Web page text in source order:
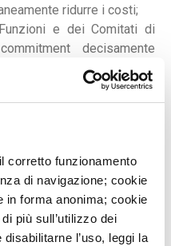
corretto funzionamento
di navigazione; cookie
in forma anonima; cookie
più sull’utilizzo dei
l’uso, leggi la
ridurre i costi;
e dei Comitati di
decisamente
norme ed allo stretto
azione della Banca,
Primiceri” a sostegno
dell’arte e dei più deboli
degli anni 2019/2020 la
periodica visita ispettiva